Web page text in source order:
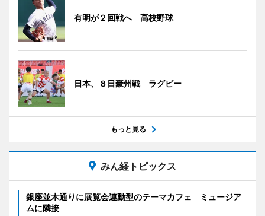
有明が２回戦へ 高校野球
日本、８日豪州戦 ラグビー
もっと見る
みん経トピックス
銀座並木通りに展覧会連動型のテーマカフェ ミュージア
ムに隣接